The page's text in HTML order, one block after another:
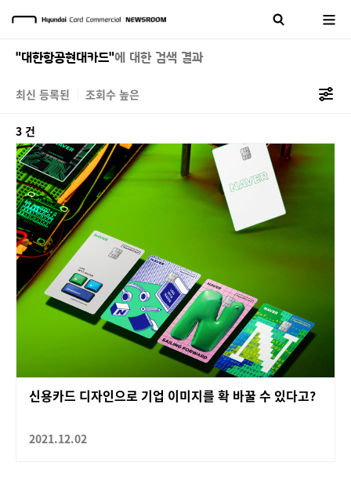
"대한항공현대카드"에 대한 검색 결과
최신 등록된 조회수 높은
3 건
신용카드 디자인으로 기업 이미지를 확 바꿀 수 있다고?
2021.12.02